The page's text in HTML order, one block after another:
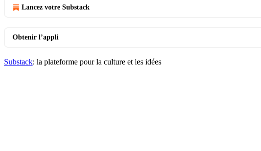
Lancez votre Substack
Obtenir l’appli
Substack: la plateforme pour la culture et les idées